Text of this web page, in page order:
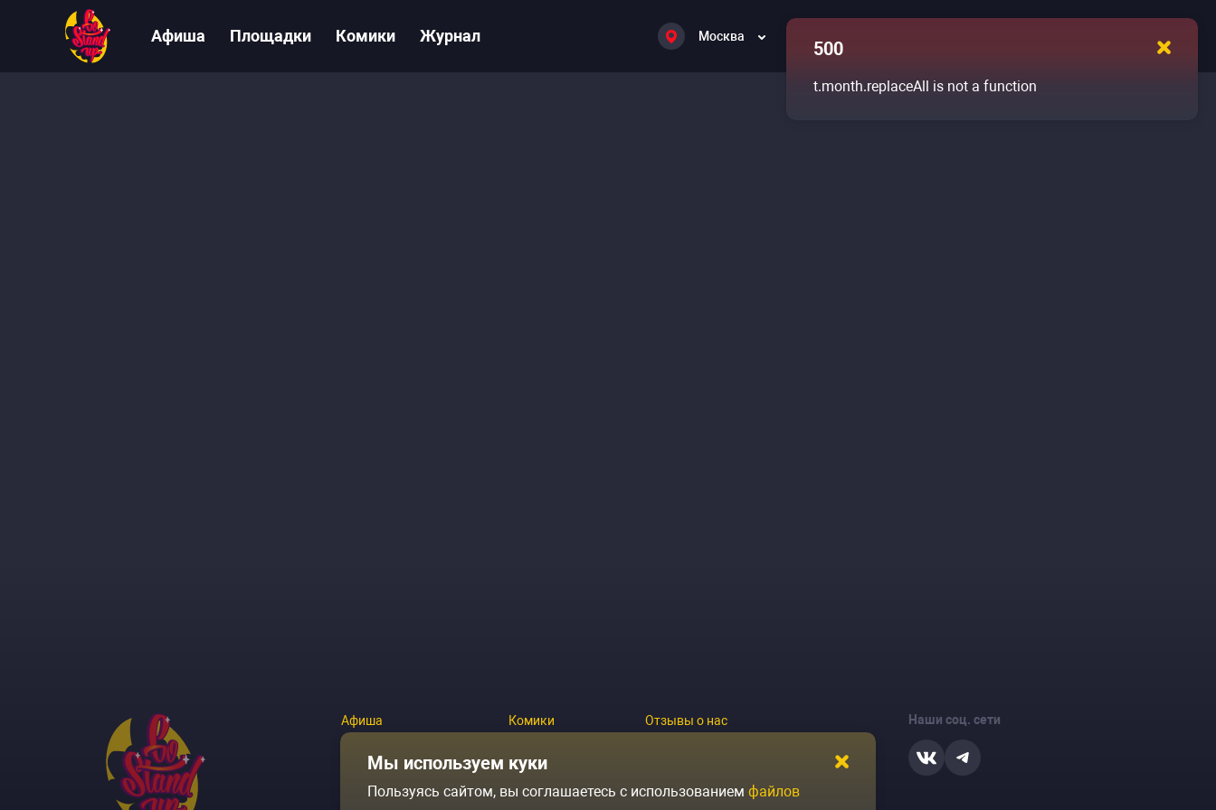
Афиша Площадки Комики Журнал Москва
Афиша
Площадки
Архив событий
Комики
Журнал
Контакты
Отзывы о нас
Политика конфиденциальности
Условия продажи
Наши соц. сети
500
t.month.replaceAll is not a function
Мы используем куки
Пользуясь сайтом, вы соглашаетесь с использованием файлов